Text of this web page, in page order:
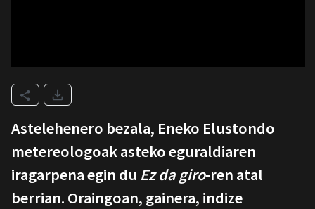
Astelehenero bezala, Eneko Elustondo
metereologoak asteko eguraldiaren
iragarpena egin du Ez da giro-ren atal
berrian. Oraingoan, gainera, indize